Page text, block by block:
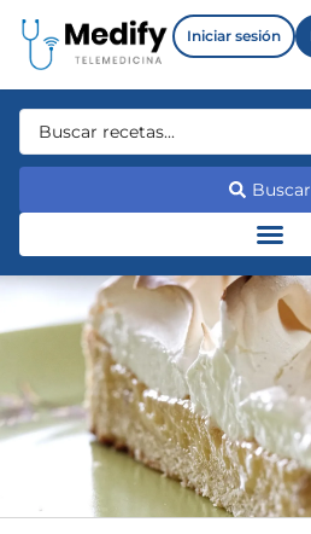
Iniciar sesión
Buscar